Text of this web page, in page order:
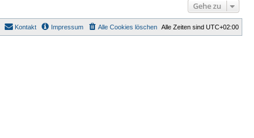
B
e
Gehe zu
Alle Zeiten sind UTC+02:00
Alle Cookies löschen
Impressum
Kontakt